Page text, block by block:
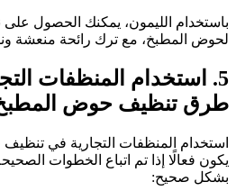
الليمون، يمكنك الحصول على
المطبخ، مع ترك رائحة منعشة
5. استخدام المنظفات
تنظيف حوض المطبخ
المنظفات التجارية في
فعالًا إذا تم اتباع الخطوات
صحيح: